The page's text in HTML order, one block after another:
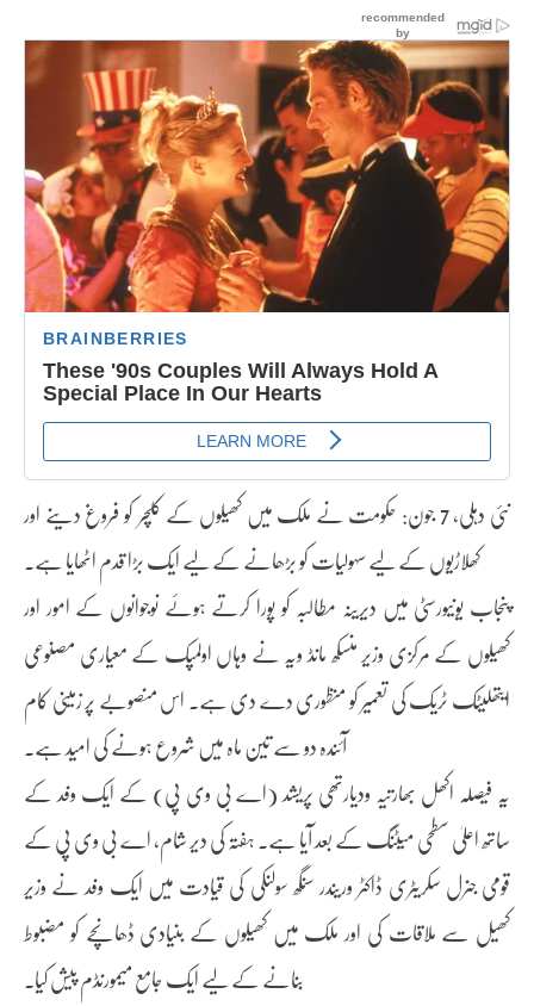
نئی دہلی، 7 جون: حکومت نے ملک میں کھیلوں کے کلچر کو فروغ دینے اور
کھلاڑیوں کے لیے سہولیات کو بڑھانے کے لیے ایک بڑا قدم اٹھایا ہے۔
پنجاب یونیورسٹی میں دیرینہ مطالبہ کو پورا کرتے ہوئے نوجوانوں کے امور اور
کھیلوں کے مرکزی وزیر منسکھ مانڈ ویہ نے وہاں اولمپک کے معیاری مصنوعی
ایتھلیٹک ٹریک کی تعمیر کو منظوری دے دی ہے۔ اس منصوبے پر زمینی کام
آئندہ دو سے تین ماہ میں شروع ہونے کی امید ہے۔
یہ فیصلہ اکھل بھارتیہ ودیارتھی پریشد (اے بی وی پی) کے ایک وفد کے
ساتھ اعلیٰ سطحی میٹنگ کے بعد آیا ہے۔ ہفتہ کی دیر شام، اے بی وی پی کے
قومی جنرل سکریٹری ڈاکٹر وریندر سنگھ سولنکی کی قیادت میں ایک وفد نے وزیر
کھیل سے ملاقات کی اور ملک میں کھیلوں کے بنیادی ڈھانچے کو مضبوط
بنانے کے لیے ایک جامع میمورنڈم پیش کیا۔